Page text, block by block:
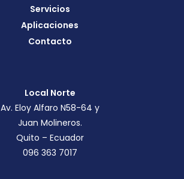
Servicios
Aplicaciones
Contacto
Local Norte
Av. Eloy Alfaro N58-64 y
Juan Molineros.
Quito – Ecuador
096 363 7017